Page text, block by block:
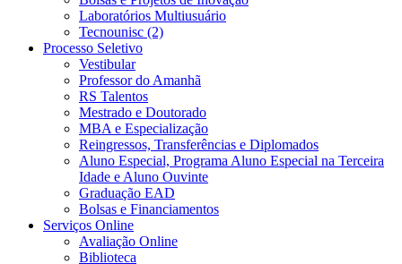
Laboratórios Multiusuário
Tecnounisc (2)
Processo Seletivo
Vestibular
Professor do Amanhã
RS Talentos
Mestrado e Doutorado
MBA e Especialização
Reingressos, Transferências e Diplomados
Aluno Especial, Programa Aluno Especial na Terceira
Idade e Aluno Ouvinte
Graduação EAD
Bolsas e Financiamentos
Serviços Online
Avaliação Online
Biblioteca